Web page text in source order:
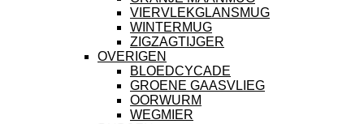
VIERVLEKGLANSMUG
WINTERMUG
ZIGZAGTIJGER
OVERIGEN
BLOEDCYCADE
GROENE GAASVLIEG
OORWURM
WEGMIER